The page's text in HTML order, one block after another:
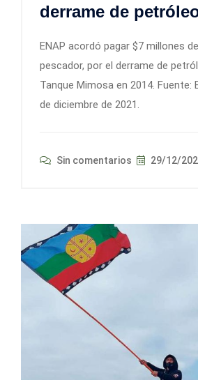
derrame de
ENAP acordó pagar $7 millones
pescador, por el derrame de
Tanque Mimosa en 2014. Fuente:
de diciembre de 2021.
Sin comentarios 29/12/